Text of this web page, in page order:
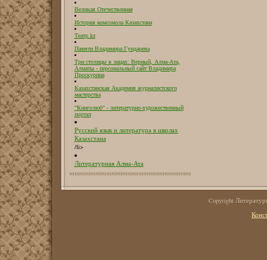
Великая Отечественная
История комсомола Казахстана
Театр.kz
Памяти Владимира Гундарева
Три столицы в лицах: Верный, Алма-Ата,
Алматы - персональный сайт Владимира
Проскурина
Казахстанская Академия журналистского
мастерства
"Книголюб" - литературно-художественный
портал
Русский язык и литература в школах
Казахстана
/li>
Литературная Алма-Ата
Copyright